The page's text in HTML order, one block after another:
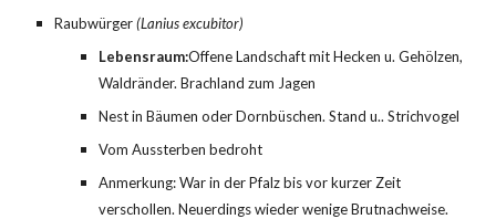
Raubwürger (Lanius excubitor)
Lebensraum:Offene Landschaft mit Hecken u. Gehölzen,
Waldränder. Brachland zum Jagen
Nest in Bäumen oder Dornbüschen. Stand u.. Strichvogel
Vom Aussterben bedroht
Anmerkung: War in der Pfalz bis vor kurzer Zeit
verschollen. Neuerdings wieder wenige Brutnachweise.